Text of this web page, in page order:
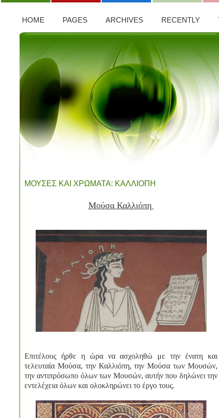
HOME PAGES ARCHIVES RECENTLY
ΜΟΥΣΕΣ ΚΑΙ ΧΡΩΜΑΤΑ: ΚΑΛΛΙΟΠΗ
Μούσα Καλλιόπη
Επιτέλους ήρθε η ώρα να ασχοληθώ με την ένατη και
τελευταία Μούσα, την Καλλιόπη, την Μούσα των Μουσών,
την αντιπρόσωπο όλων των Μουσών, αυτήν που δηλώνει την
εντελέχεια όλων και ολοκληρώνει το έργο τους.